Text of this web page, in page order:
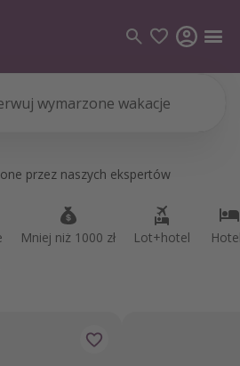
wymarzone wakacje
przez naszych ekspertów
Mniej niż 1000 zł Lot+hotel